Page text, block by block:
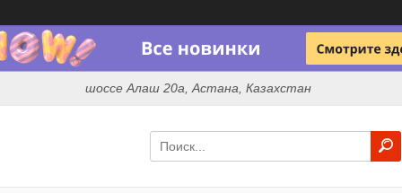
шоссе Алаш 20а, Астана, Казахстан